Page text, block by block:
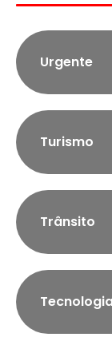
Urgente
Turismo
Trânsito